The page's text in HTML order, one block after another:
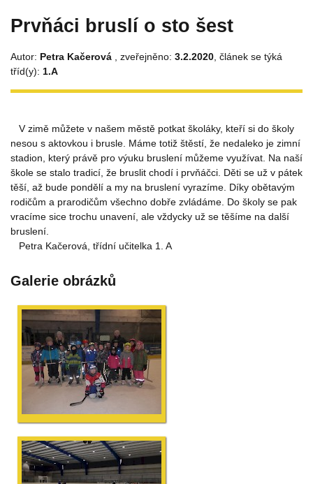
Prvňáci bruslí o sto šest
Autor: Petra Kačerová , zveřejněno: 3.2.2020 , článek se týká
tříd(y): 1.A
V zimě můžete v našem městě potkat školáky, kteří si do školy
nesou s aktovkou i brusle. Máme totiž štěstí, že nedaleko je zimní
stadion, který právě pro výuku bruslení můžeme využívat. Na naší
škole se stalo tradicí, že bruslit chodí i prvňáčci. Děti se už v pátek
těší, až bude pondělí a my na bruslení vyrazíme. Díky obětavým
rodičům a prarodičům všechno dobře zvládáme. Do školy se pak
vracíme sice trochu unavení, ale vždycky už se těšíme na další
bruslení.
Petra Kačerová, třídní učitelka 1. A
Galerie obrázků